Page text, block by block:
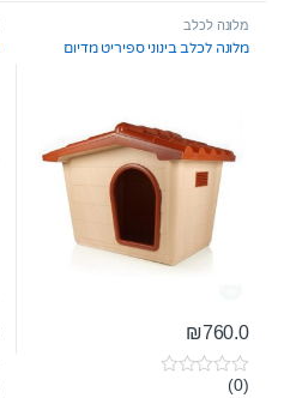
t
o
f
מלונה לכלב
מלונה לכלב בינוני ספיריט מדיום
₪760.0
0(0)